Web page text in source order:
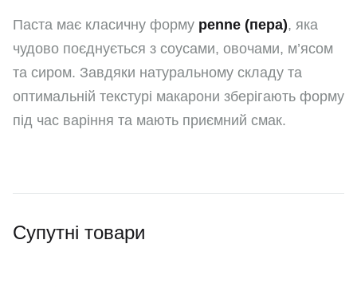
Паста має класичну форму penne (пера), яка
чудово поєднується з соусами, овочами, м’ясом
та сиром. Завдяки натуральному складу та
оптимальній текстурі макарони зберігають форму
під час варіння та мають приємний смак.
Супутні товари